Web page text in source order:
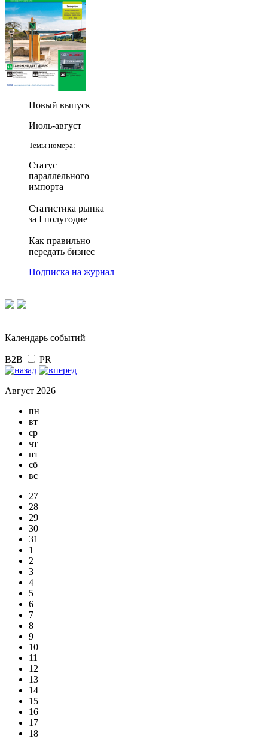
Новый выпуск
Июль-август
Темы номера:
Статус
параллельного
импорта
Статистика рынка
за I полугодие
Как правильно
передать бизнес
Подписка на журнал
Календарь событий
B2B PR
Август 2026
пн
вт
ср
чт
пт
сб
вс
27
28
29
30
31
1
2
3
4
5
6
7
8
9
10
11
12
13
14
15
16
17
18